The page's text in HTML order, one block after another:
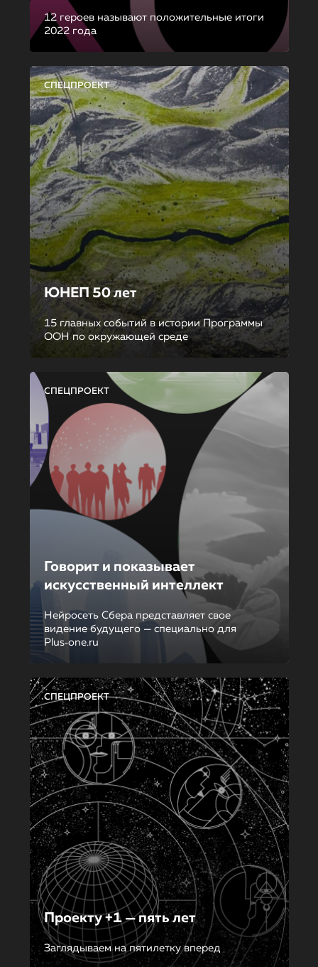
12 героев называют положительные итоги
2022 года
СПЕЦПРОЕКТ
ЮНЕП 50 лет
15 главных событий в истории Программы
ООН по окружающей среде
СПЕЦПРОЕКТ
Говорит и показывает
искусственный интеллект
Нейросеть Сбера представляет свое
видение будущего — специально для
Plus‑one.ru
СПЕЦПРОЕКТ
Проекту +1 — пять лет
Заглядываем на пятилетку вперед